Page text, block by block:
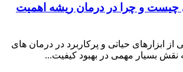
چیست و چرا در درمان ریشه اهمیت
از ابزارهای حیاتی و پرکاربرد در درمان های
بسیار مهمی در بهبود کیفیت...